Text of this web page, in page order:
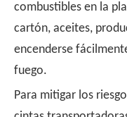
combustibles en la
cartón, aceites,
encenderse
fuego.
Para mitigar los